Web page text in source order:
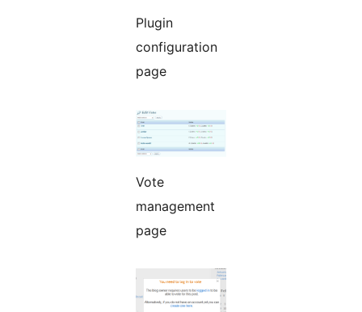
Plugin
configuration
page
Vote
management
page